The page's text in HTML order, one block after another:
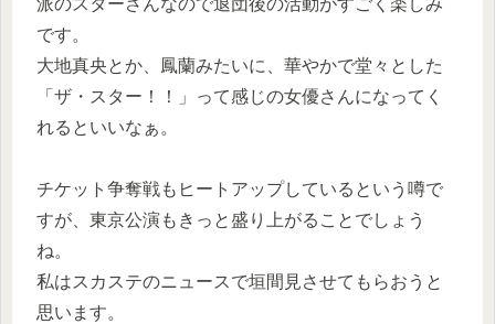
です。
大地真央とか、鳳蘭みたいに、華やかで堂々とした
「ザ・スター！！」って感じの女優さんになってく
れるといいなぁ。
チケット争奪戦もヒートアップしているという噂で
すが、東京公演もきっと盛り上がることでしょう
ね。
私はスカステのニュースで垣間見させてもらおうと
思います。